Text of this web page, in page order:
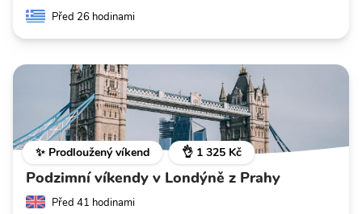
Před 26 hodinami
✨ Prodloužený víkend 👌 1 325 Kč
Podzimní víkendy v Londýně z Prahy
Před 41 hodinami